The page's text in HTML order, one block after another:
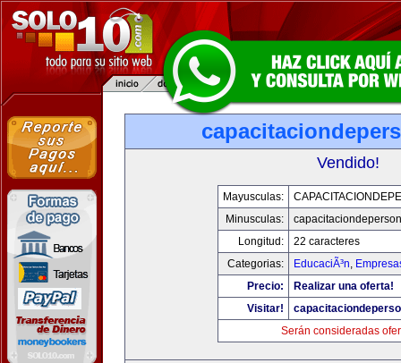
Vendido!
Mayusculas:
Minusculas:
Longitud:
22 caracteres
Categorias:
EducaciÃ³n,
Precio:
Realizar una oferta!
Visitar!
Serán consideradas